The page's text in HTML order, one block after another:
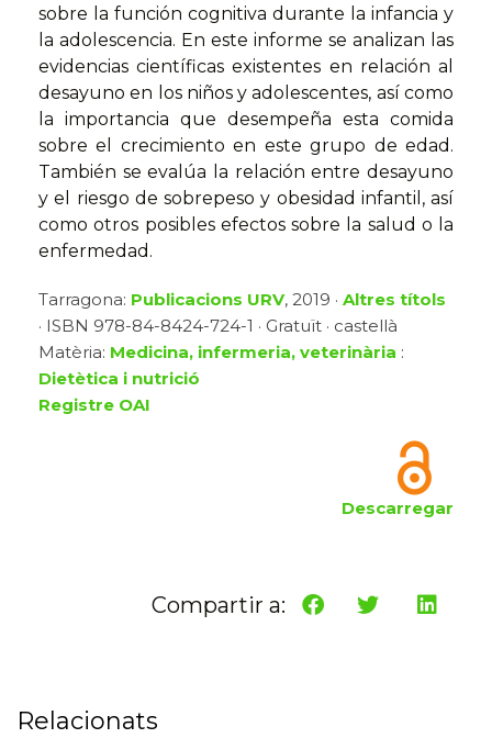
sobre la función cognitiva durante la infancia y
la adolescencia. En este informe se analizan las
evidencias científicas existentes en relación al
desayuno en los niños y adolescentes, así como
la importancia que desempeña esta comida
sobre el crecimiento en este grupo de edad.
También se evalúa la relación entre desayuno
y el riesgo de sobrepeso y obesidad infantil, así
como otros posibles efectos sobre la salud o la
enfermedad.
Tarragona: Publicacions URV, 2019 · Altres títols
· ISBN 978-84-8424-724-1 · Gratuït · castellà
Matèria: Medicina, infermeria, veterinària :
Dietètica i nutrició
Registre OAI
Descarregar
Compartir a:
Relacionats